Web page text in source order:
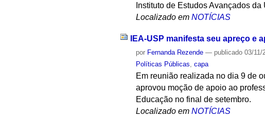
Instituto de Estudos Avançados
Localizado em NOTÍCIAS
IEA-USP manifesta seu apreço
por Fernanda Rezende — publicado 03/
Políticas Públicas,capa
Em reunião realizada no dia 9 de
aprovou moção de apoio ao
Educação no final de setembro.
Localizado em NOTÍCIAS